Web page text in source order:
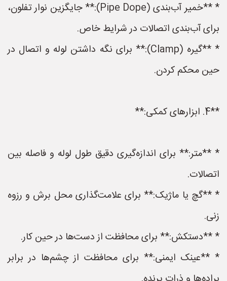
* **خمیر آب‌بندی (Pipe Dope):** جایگزین نوار تفلون،
برای آب‌بندی اتصالات در شرایط خاص.
* **گیره (Clamp):** برای نگه داشتن لوله و اتصال در
حین محکم کردن.
**4. ابزارهای کمکی:**
* **متر:** برای اندازه‌گیری دقیق طول لوله و فاصله بین
اتصالات.
* **گچ یا ماژیک:** برای علامت‌گذاری محل برش و رزوه
زنی.
* **دستکش:** برای محافظت از دست‌ها در حین کار.
* **عینک ایمنی:** برای محافظت از چشم‌ها در برابر